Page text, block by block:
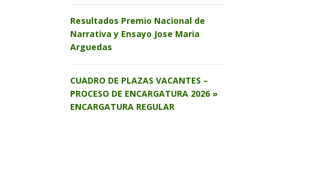
Resultados Premio Nacional de
Narrativa y Ensayo Jose Maria
Arguedas
CUADRO DE PLAZAS VACANTES –
PROCESO DE ENCARGATURA 2026 »
ENCARGATURA REGULAR